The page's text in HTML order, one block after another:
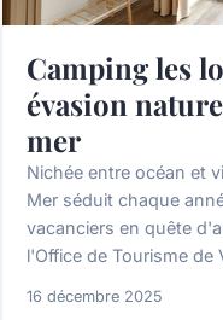
Camping les
évasion
mer
Nichée entre océan et
Mer séduit chaque
vacanciers en quête
l'Office de Tourisme de
16 décembre 2025